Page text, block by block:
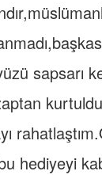
sapsarı
hediyeyi